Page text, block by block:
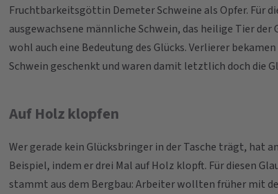
Fruchtbarkeitsgöttin Demeter Schweine als Opfer. Für
ausgewachsene männliche Schwein, das heilige Tier
wohl auch eine Bedeutung des Glücks. Verlierer
Schwein geschenkt und waren damit letztlich doch die
Auf Holz klopfen
Wer gerade kein Glücksbringer in der Tasche trägt, hat
Beispiel, indem er drei Mal auf Holz klopft. Für diesen
stammt aus dem Bergbau: Arbeiter wollten früher mit